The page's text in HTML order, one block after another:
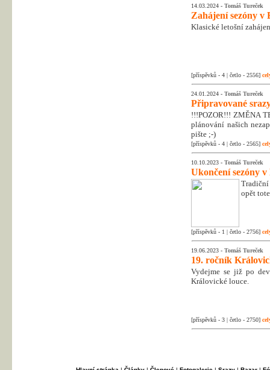
14.03.2024 - Tomáš Tureček
Zahájení sezóny v
Klasické letošní
[příspěvků - 4 | četlo - 2556]
24.01.2024 - Tomáš Tureček
Připravované
!!!POZOR!!! ZMĚNA
plánování našich
pište ;-)
[příspěvků - 4 | četlo - 2565]
10.10.2023 - Tomáš Tureček
Ukončení sezóny v
opět
[příspěvků - 1 | četlo - 2756]
19.06.2023 - Tomáš Tureček
19. ročník
Vydejme se již po
Královické louce.
[příspěvků - 3 | četlo - 2750]